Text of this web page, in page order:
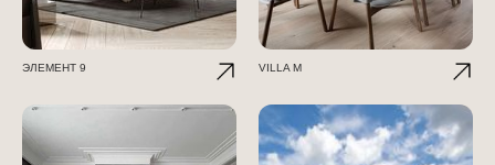
ЭЛЕМЕНТ 9 VILLA M